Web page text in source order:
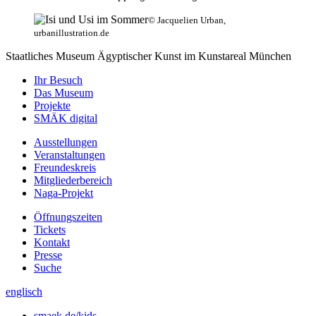
© Jacquelien Urban,
urbanillustration.de
Staatliches Museum Ägyptischer Kunst im Kunstareal München
Ihr Besuch
Das Museum
Projekte
SMÄK digital
Ausstellungen
Veranstaltungen
Freundeskreis
Mitgliederbereich
Naga-Projekt
Öffnungszeiten
Tickets
Kontakt
Presse
Suche
englisch